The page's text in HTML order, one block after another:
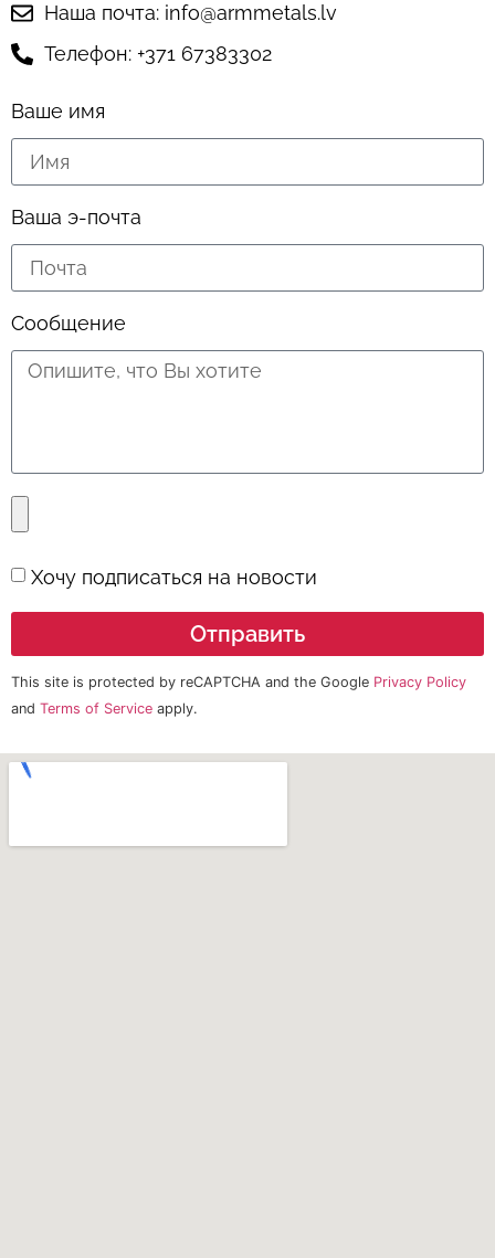
Наша почта: info@armmetals.lv
Телефон: +371 67383302
Ваше имя
Ваша э-почта
Сообщение
Хочу подписаться на новости
Отправить
This site is protected by reCAPTCHA and the Google Privacy Policy
and Terms of Service apply.